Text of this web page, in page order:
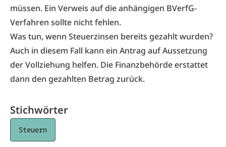
müssen. Ein Verweis auf die anhängigen BVerfG-
Verfahren sollte nicht fehlen.
Was tun, wenn Steuerzinsen bereits gezahlt wurden?
Auch in diesem Fall kann ein Antrag auf Aussetzung
der Vollziehung helfen. Die Finanzbehörde erstattet
dann den gezahlten Betrag zurück.
Stichwörter
Steuern